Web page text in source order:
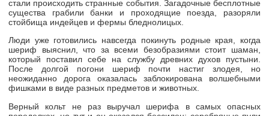
стали происходить странные события. Загадочные бесплотные
существа грабили банки и проходящие поезда, разоряли
стойбища индейцев и фермы бледнолицых.
Люди уже готовились навсегда покинуть родные края, когда
шериф выяснил, что за всеми безобразиями стоит шаман,
который поставил себе на службу древних духов пустыни.
После долгой погони шериф почти настиг злодея, но
неожиданно дорога оказалась заблокирована волшебными
фишками в виде разных предметов и животных.
Верный кольт не раз выручал шерифа в самых опасных